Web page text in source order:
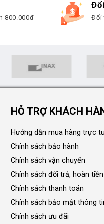
800.000đ Đổi
HỖ TRỢ KHÁCH
Hướng dẫn mua hàng trực
Chính sách bảo hành
Chính sách vận chuyển
Chính sách đổi trả, hoàn tiền
Chính sách thanh toán
Chính sách bảo mật thông
Chính sách ưu đãi